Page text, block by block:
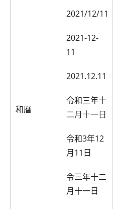
和曆
2021/12/11
2021-12-
11
2021.12.11
令和三年十
二月十一日
令和3年12
月11日
令三年十二
月十一日